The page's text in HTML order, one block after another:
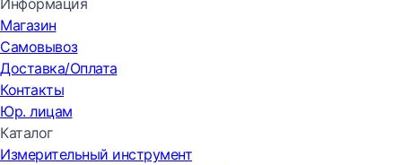
Магазин
Самовывоз
Доставка/Оплата
Контакты
Юр. лицам
Каталог
Измерительный инструмент